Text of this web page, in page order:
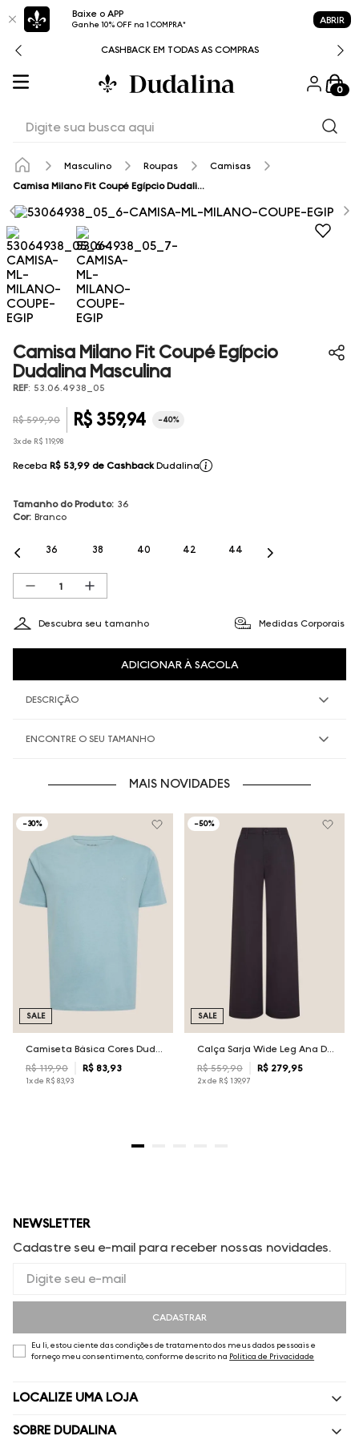
Baixe o APP
Ganhe 10% OFF na 1 COMPRA* ABRIR
CASHBACK EM TODAS AS COMPRAS
0
Masculino Roupas
Camisas
Camisa Milano Fit Coupé Egípcio Dudalina Masculina
Camisa Milano Fit Coupé Egípcio
Dudalina Masculina
REF: 53.06.4938_05
R$ 599,90 R$ 359,94 -40%
3x de R$ 119,98
Receba R$ 53,99 de Cashback Dudalina
Tamanho do Produto: 36
Cor: Branco
36 38 40 42 44
Descubra seu tamanho Medidas Corporais
ADICIONAR À SACOLA
DESCRIÇÃO
ENCONTRE O SEU TAMANHO
MAIS NOVIDADES
-30%
R$ 119,90 R$ 83, 93
1x de R$ 83,93
SALE
-50%
Calça Sarja Wide Leg Ana Dudalina Feminina
R$ 559,90 R$ 279, 95
2x de R$ 139,97
SALE
NEWSLETTER
Cadastre seu e-mail para receber nossas novidades.
CADASTRAR
Eu li, estou ciente das condições de tratamento dos meus dados pessoais e
forneço meu consentimento, conforme descrito na Política de Privacidade
LOCALIZE UMA LOJA
SOBRE DUDALINA